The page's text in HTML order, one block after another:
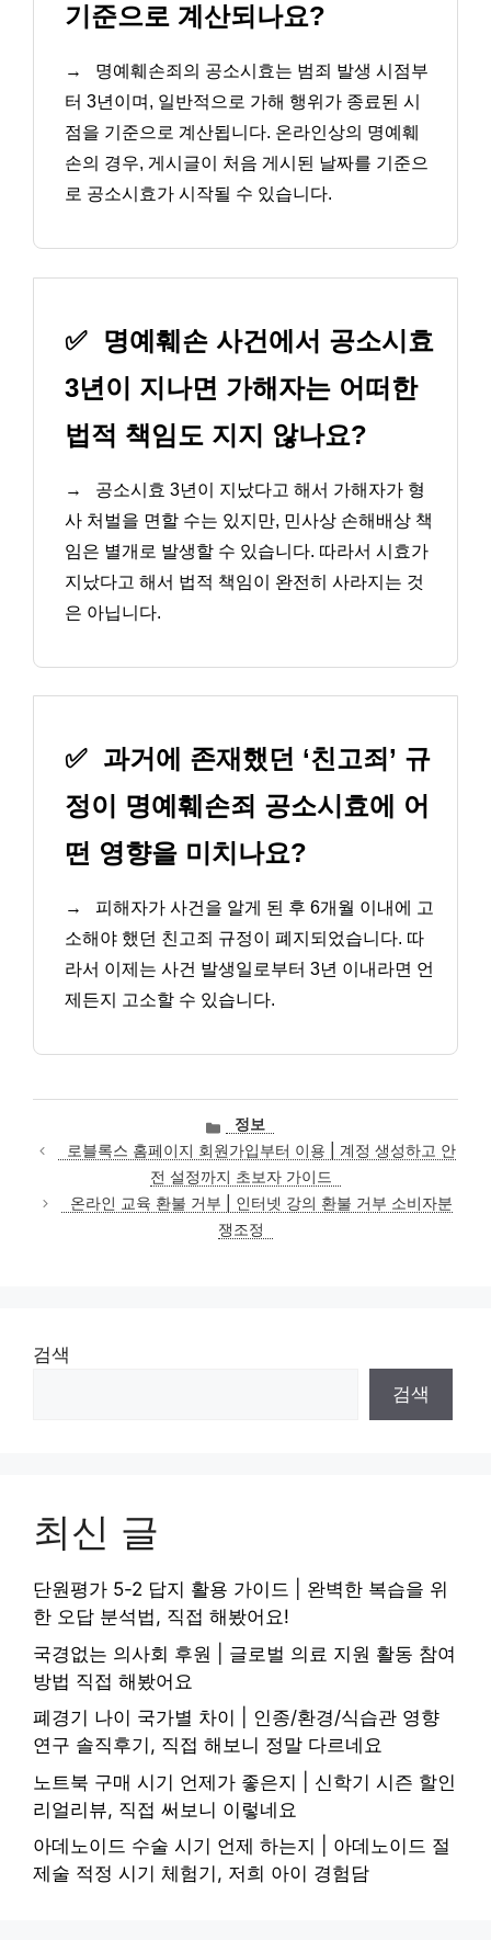
기준으로 계산되나요?
→
명예훼손죄의 공소시효는 범죄 발생 시점부
터 3년이며, 일반적으로 가해 행위가 종료된 시
점을 기준으로 계산됩니다. 온라인상의 명예훼
손의 경우, 게시글이 처음 게시된 날짜를 기준으
로 공소시효가 시작될 수 있습니다.
✅
명예훼손 사건에서 공소시효
3년이 지나면 가해자는 어떠한
법적 책임도 지지 않나요?
→
공소시효 3년이 지났다고 해서 가해자가 형
사 처벌을 면할 수는 있지만, 민사상 손해배상 책
임은 별개로 발생할 수 있습니다. 따라서 시효가
지났다고 해서 법적 책임이 완전히 사라지는 것
은 아닙니다.
✅ 과거에 존재했던 ‘친고죄’ 규
정이 명예훼손죄 공소시효에 어
떤 영향을 미치나요?
→
피해자가 사건을 알게 된 후 6개월 이내에 고
소해야 했던 친고죄 규정이 폐지되었습니다. 따
라서 이제는 사건 발생일로부터 3년 이내라면 언
제든지 고소할 수 있습니다.
카
테
고
리
정보
로블록스 홈페이지 회원가입부터 이용 | 계정 생성하고 안
전 설정까지 초보자 가이드
온라인 교육 환불 거부 | 인터넷 강의 환불 거부 소비자분
쟁조정
검색
검색
최신 글
단원평가 5-2 답지 활용 가이드 | 완벽한 복습을 위
한 오답 분석법, 직접 해봤어요!
국경없는 의사회 후원 | 글로벌 의료 지원 활동 참여
방법 직접 해봤어요
폐경기 나이 국가별 차이 | 인종/환경/식습관 영향
연구 솔직후기, 직접 해보니 정말 다르네요
노트북 구매 시기 언제가 좋은지 | 신학기 시즌 할인
리얼리뷰, 직접 써보니 이렇네요
아데노이드 수술 시기 언제 하는지 | 아데노이드 절
제술 적정 시기 체험기, 저희 아이 경험담